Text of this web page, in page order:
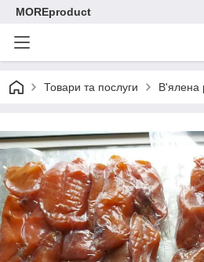
MOREproduct
Товари та послуги В'ялена